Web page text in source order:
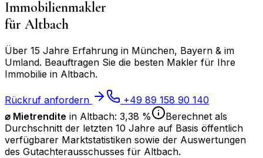
Immobilienmakler
für Altbach
Über 15 Jahre Erfahrung in München, Bayern & im
Umland. Beauftragen Sie die besten Makler für Ihre
Immobilie in Altbach.
Rückruf anfordern
+49 89 158 90 140
⌀ Mietrendite in Altbach: 3,38 %
Berechnet als
Durchschnitt der letzten 10 Jahre auf Basis öffentlich
verfügbarer Marktstatistiken sowie der Auswertungen
des Gutachterausschusses für Altbach.